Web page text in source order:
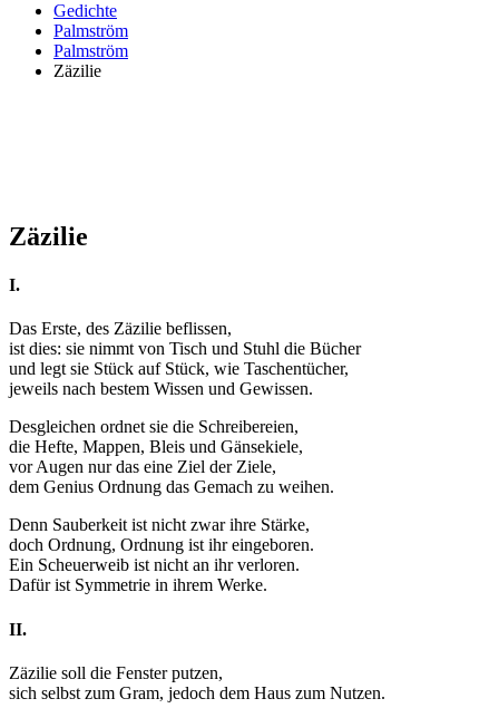
Gedichte
Palmström
Palmström
Zäzilie
Zäzilie
I.
Das Erste, des Zäzilie beflissen,
ist dies: sie nimmt von Tisch und Stuhl die Bücher
und legt sie Stück auf Stück, wie Taschentücher,
jeweils nach bestem Wissen und Gewissen.
Desgleichen ordnet sie die Schreibereien,
die Hefte, Mappen, Bleis und Gänsekiele,
vor Augen nur das eine Ziel der Ziele,
dem Genius Ordnung das Gemach zu weihen.
Denn Sauberkeit ist nicht zwar ihre Stärke,
doch Ordnung, Ordnung ist ihr eingeboren.
Ein Scheuerweib ist nicht an ihr verloren.
Dafür ist Symmetrie in ihrem Werke.
II.
Zäzilie soll die Fenster putzen,
sich selbst zum Gram, jedoch dem Haus zum Nutzen.